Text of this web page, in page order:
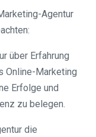
Agentur
über Erfahrung
Online-Marketing
Erfolge und
zu belegen.
die